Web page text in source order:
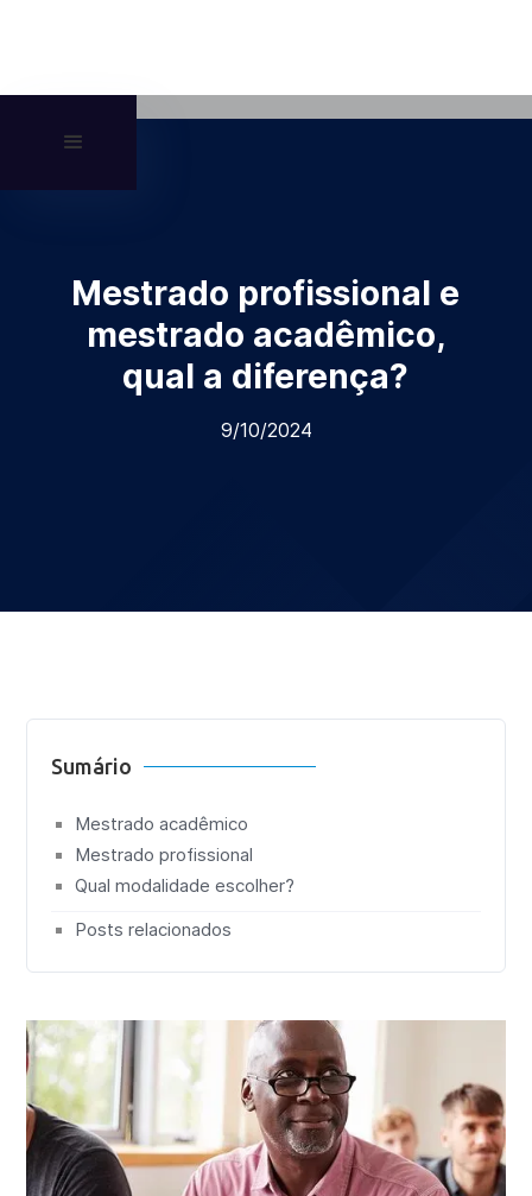
Mestrado profissional e
mestrado acadêmico,
qual a diferença?
9/10/2024
Sumário
Mestrado acadêmico
Mestrado profissional
Qual modalidade escolher?
Posts relacionados